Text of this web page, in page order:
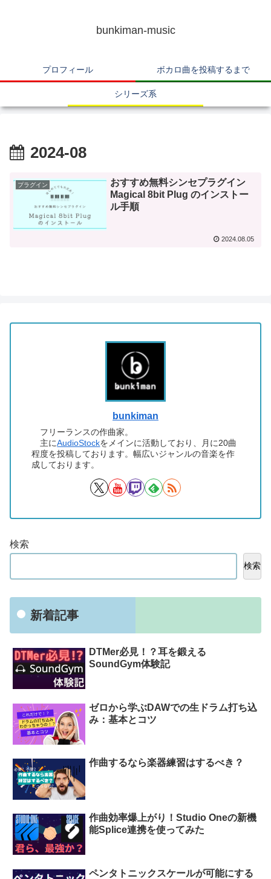
bunkiman-music
プロフィール ボカロ曲を投稿するまで
シリーズ系
2024-08
プラグイン
おすすめ無料シンセプラグイン
Magical 8bit Plug のインストー
ル手順
2024.08.05
bunkiman
フリーランスの作曲家。
主にAudioStockをメインに活動しており、月に20曲
程度を投稿しております。幅広いジャンルの音楽を作
成しております。
検索
検索
新着記事
DTMer必見！？耳を鍛える
SoundGym体験記
ゼロから学ぶDAWでの生ドラム打ち込
み：基本とコツ
作曲するなら楽器練習はするべき？
作曲効率爆上がり！Studio Oneの新機
能Splice連携を使ってみた
ペンタトニックスケールが可能にする